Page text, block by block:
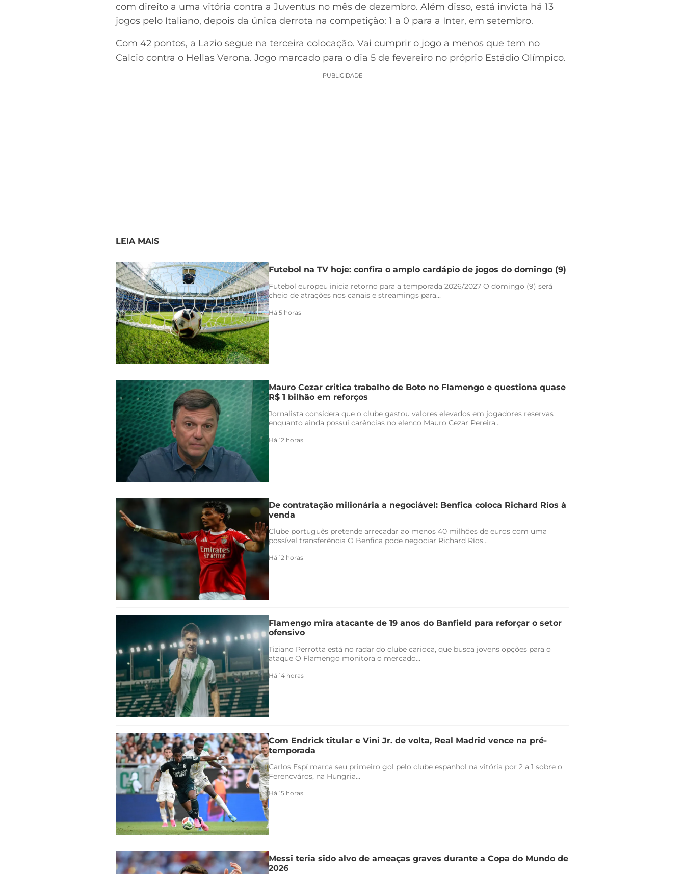
com direito a uma vitória contra a Juventus no mês de dezembro. Além disso, está invicta há 13
jogos pelo Italiano, depois da única derrota na competição: 1 a 0 para a Inter, em setembro.
Com 42 pontos, a Lazio segue na terceira colocação. Vai cumprir o jogo a menos que tem no
Calcio contra o Hellas Verona. Jogo marcado para o dia 5 de fevereiro no próprio Estádio Olímpico.
PUBLICIDADE
LEIA MAIS
Futebol na TV hoje: confira o amplo cardápio de jogos do domingo (9)
Futebol europeu inicia retorno para a temporada 2026/2027 O domingo (9) será
cheio de atrações nos canais e streamings para...
Há 5 horas
Mauro Cezar critica trabalho de Boto no Flamengo e questiona quase
R$ 1 bilhão em reforços
Jornalista considera que o clube gastou valores elevados em jogadores reservas
enquanto ainda possui carências no elenco Mauro Cezar Pereira...
Há 12 horas
De contratação milionária a negociável: Benfica coloca Richard Ríos à
venda
Clube português pretende arrecadar ao menos 40 milhões de euros com uma
possível transferência O Benfica pode negociar Richard Ríos...
Há 12 horas
Flamengo mira atacante de 19 anos do Banfield para reforçar o setor
ofensivo
Tiziano Perrotta está no radar do clube carioca, que busca jovens opções para o
ataque O Flamengo monitora o mercado...
Há 14 horas
Com Endrick titular e Vini Jr. de volta, Real Madrid vence na pré-
temporada
Carlos Espí marca seu primeiro gol pelo clube espanhol na vitória por 2 a 1 sobre o
Ferencváros, na Hungria...
Há 15 horas
Messi teria sido alvo de ameaças graves durante a Copa do Mundo de
2026